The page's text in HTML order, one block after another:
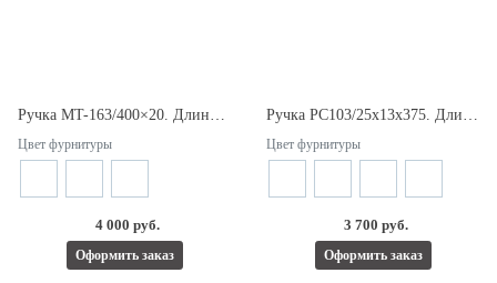
Ручка MT-163/400×20. Длина 420мм. Межосевое расстояние 400мм.
Цвет фурнитуры
4 000 руб.
Оформить заказ
Ручка РС103/25х13х375. Длина 400мм. Межосевое расстояние 375мм.
Цвет фурнитуры
3 700 руб.
Оформить заказ